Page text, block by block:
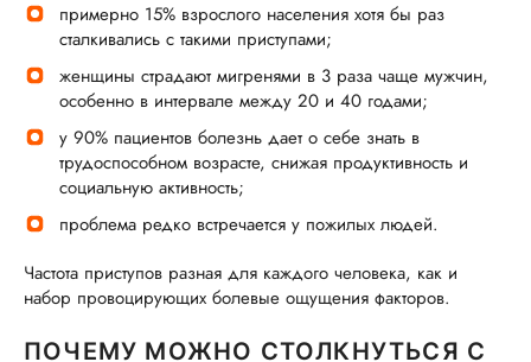
примерно 15% взрослого населения хотя бы раз
сталкивались с такими приступами;
женщины страдают мигренями в 3 раза чаще мужчин,
особенно в интервале между 20 и 40 годами;
у 90% пациентов болезнь дает о себе знать в
трудоспособном возрасте, снижая продуктивность и
социальную активность;
проблема редко встречается у пожилых людей.
Частота приступов разная для каждого человека, как и
набор провоцирующих болевые ощущения факторов.
ПОЧЕМУ МОЖНО СТОЛКНУТЬСЯ С